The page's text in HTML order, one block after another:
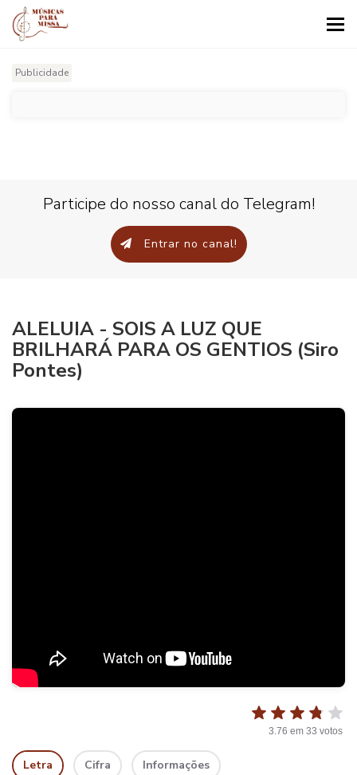
Publicidade
Participe do nosso canal do Telegram!
Entrar no canal!
ALELUIA - SOIS A LUZ QUE
BRILHARÁ PARA OS GENTIOS (Siro
Pontes)
3.76 em 33 votos
Letra Cifra Informações